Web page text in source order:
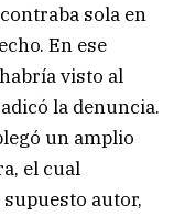
sola en
En ese
visto al
la denuncia.
un amplio
el cual
autor,